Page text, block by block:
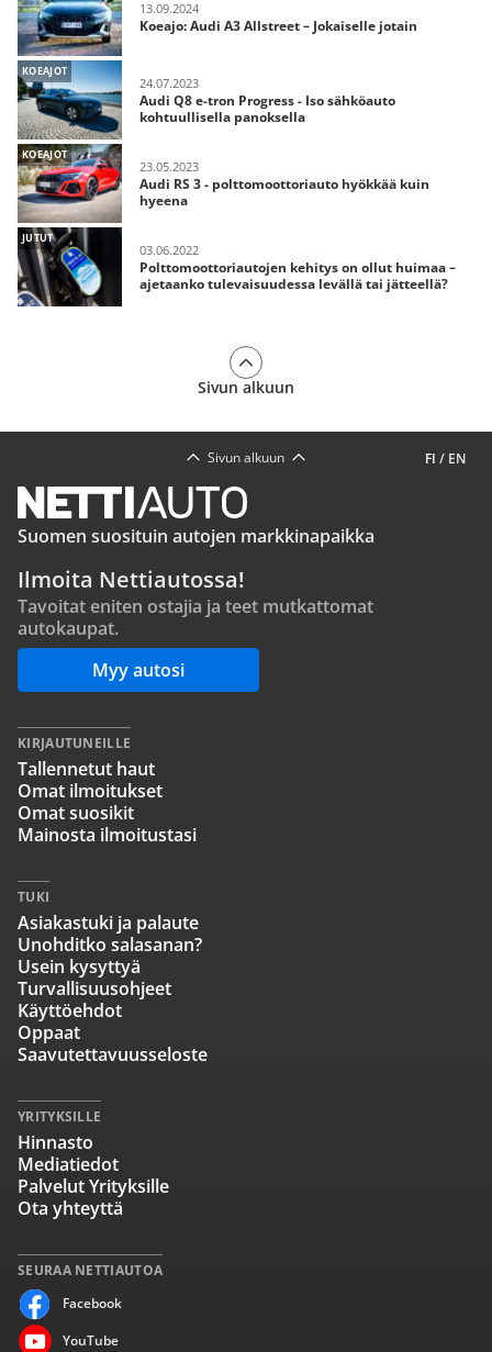
13.09.2024
Koeajo: Audi A3 Allstreet – Jokaiselle jotain
KOEAJOT
24.07.2023
Audi Q8 e-tron Progress - Iso sähköauto
kohtuullisella panoksella
KOEAJOT
23.05.2023
Audi RS 3 - polttomoottoriauto hyökkää kuin
hyeena
JUTUT
03.06.2022
Polttomoottoriautojen kehitys on ollut huimaa –
ajetaanko tulevaisuudessa levällä tai jätteellä?
Sivun alkuun
FI / EN
Sivun alkuun
Suomen suosituin autojen markkinapaikka
Ilmoita Nettiautossa!
Tavoitat eniten ostajia ja teet mutkattomat
autokaupat.
Myy autosi
SEURAA NETTIAUTOA
Facebook
YouTube
KIRJAUTUNEILLE
Tallennetut haut
Omat ilmoitukset
Omat suosikit
Mainosta ilmoitustasi
TUKI
Asiakastuki ja palaute
Unohditko salasanan?
Usein kysyttyä
Turvallisuusohjeet
Käyttöehdot
Oppaat
Saavutettavuusseloste
YRITYKSILLE
Hinnasto
Mediatiedot
Palvelut Yrityksille
Ota yhteyttä